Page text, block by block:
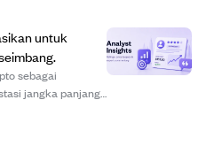
untuk
sebagai
jangka panjang
stabil karena